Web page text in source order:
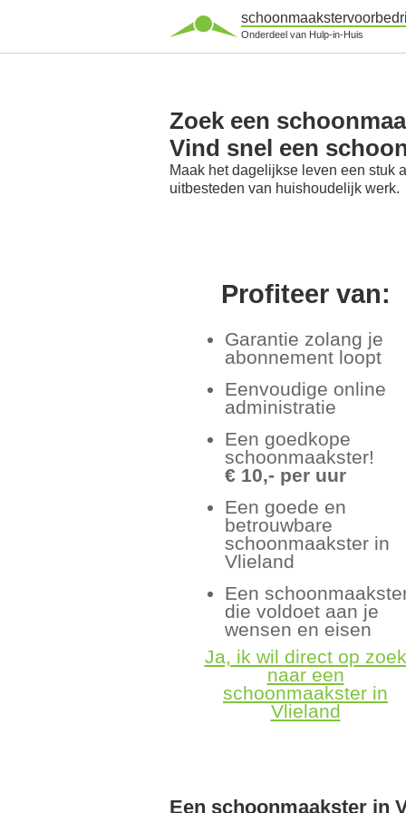
Onderdeel van Hulp-in-Huis
Zoek een
Vind snel een
Maak het dagelijkse leven een stuk
uitbesteden van huishoudelijk werk.
Profiteer van:
Garantie zolang je
abonnement loopt
Eenvoudige online
administratie
Een goedkope
schoonmaakster!
€ 10,- per uur
Een goede en
betrouwbare
schoonmaakster in
Vlieland
Een
die voldoet aan je
wensen en eisen
Ja, ik wil direct op zoek
naar een
schoonmaakster in
Vlieland
Een schoonmaakster in